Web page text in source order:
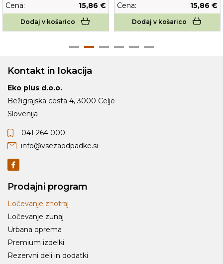
Cena: 15,86 €
Dodaj v košarico
Cena: 15,86 €
Dodaj v košarico
Kontakt in lokacija
Eko plus d.o.o.
Bežigrajska cesta 4, 3000 Celje
Slovenija
041 264 000
info@vsezaodpadke.si
Prodajni program
Ločevanje znotraj
Ločevanje zunaj
Urbana oprema
Premium izdelki
Rezervni deli in dodatki